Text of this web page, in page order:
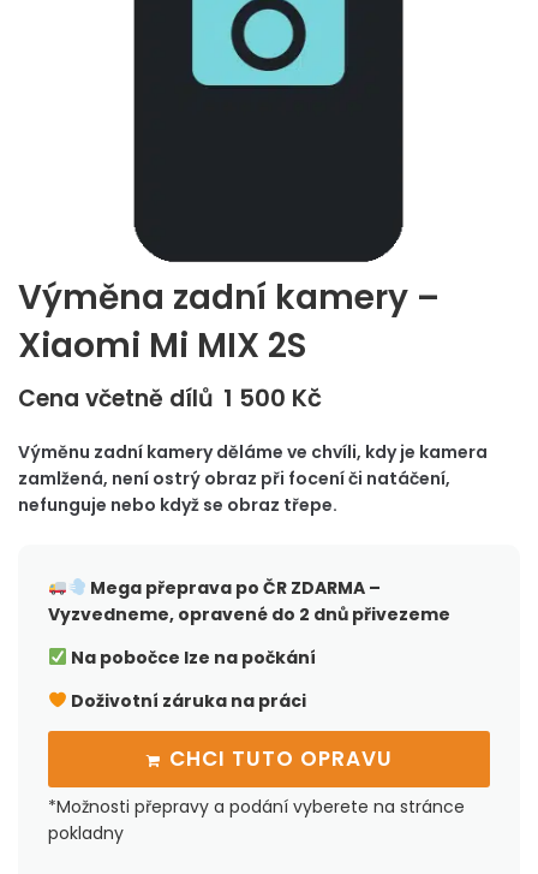
Výměna zadní kamery –
Xiaomi Mi MIX 2S
Cena včetně dílů 1 500 Kč
Výměnu zadní kamery děláme ve chvíli, kdy je kamera
zamlžená, není ostrý obraz při focení či natáčení,
nefunguje nebo když se obraz třepe.
Mega přeprava po ČRZDARMA –
Vyzvedneme, opravené do 2 dnů přivezeme
Na pobočce lze na počkání
Doživotní záruka na práci
CHCI TUTO OPRAVU
*Možnosti přepravy a podání vyberete na stránce
pokladny